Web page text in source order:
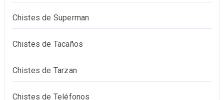
Chistes de Superman
Chistes de Tacaños
Chistes de Tarzan
Chistes de Teléfonos